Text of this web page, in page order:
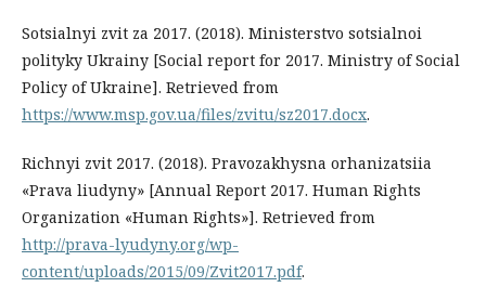
Sotsialnyi zvit za 2017. (2018). Ministerstvo sotsialnoi
polityky Ukrainy [Social report for 2017. Ministry of Social
Policy of Ukraine]. Retrieved from
https://www.msp.gov.ua/files/zvitu/sz2017.docx.
Richnyi zvit 2017. (2018). Pravozakhysna orhanizatsiia
«Prava liudyny» [Annual Report 2017. Human Rights
Organization «Human Rights»]. Retrieved from
http://prava-lyudyny.org/wp-
content/uploads/2015/09/Zvit2017.pdf.